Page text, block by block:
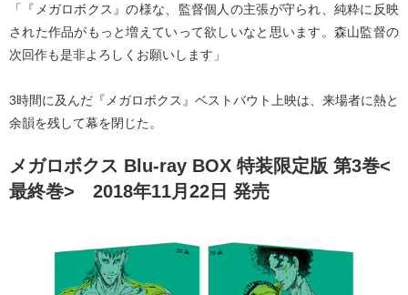
「『メガロボクス』の様な、監督個人の主張が守られ、純粋に反映
された作品がもっと増えていって欲しいなと思います。森山監督の
次回作も是非よろしくお願いします」
3時間に及んだ『メガロボクス』ベストバウト上映は、来場者に熱と
余韻を残して幕を閉じた。
メガロボクス Blu-ray BOX 特装限定版 第3巻<
最終巻> 2018年11月22日 発売